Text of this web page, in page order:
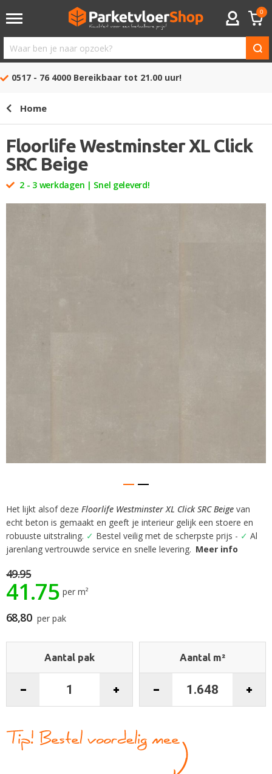
ACCOUNT
0
Waar
ben
opzoek?
0517 - 76 4000 Bereikbaar tot 21.00 uur!
Home
Floorlife Westminster XL Click
SRC Beige
2 - 3 werkdagen | Snel geleverd!
Ga
naar
het
begin
de
afbeeldingen-
gallerij
Het lijkt alsof deze Floorlife Westminster XL Click SRC Beige van
echt beton is gemaakt en geeft je interieur gelijk een stoere en
robuuste uitstraling. ✓ Bestel veilig met de scherpste prijs - ✓ Al
jarenlang vertrouwde service en snelle levering. Meer info
49.95
41.75 per m²
68,80 per pak
Aantal pak Aantal m²